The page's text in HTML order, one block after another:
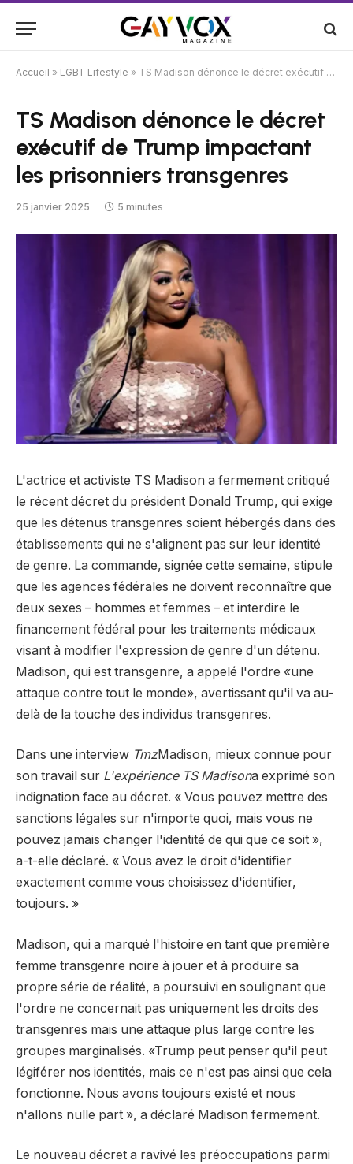
Accueil » LGBT Lifestyle » TS Madison dénonce le décret exécutif de Trump impactant les prisonniers transgenres
TS Madison dénonce le décret
exécutif de Trump impactant
les prisonniers transgenres
25 janvier 2025 5 minutes
L'actrice et activiste TS Madison a fermement critiqué
le récent décret du président Donald Trump, qui exige
que les détenus transgenres soient hébergés dans des
établissements qui ne s'alignent pas sur leur identité
de genre. La commande, signée cette semaine, stipule
que les agences fédérales ne doivent reconnaître que
deux sexes – hommes et femmes – et interdire le
financement fédéral pour les traitements médicaux
visant à modifier l'expression de genre d'un détenu.
Madison, qui est transgenre, a appelé l'ordre «une
attaque contre tout le monde», avertissant qu'il va au-
delà de la touche des individus transgenres.
Dans une interview TmzMadison, mieux connue pour
son travail sur L'expérience TS Madisona exprimé son
indignation face au décret. « Vous pouvez mettre des
sanctions légales sur n'importe quoi, mais vous ne
pouvez jamais changer l'identité de qui que ce soit »,
a-t-elle déclaré. « Vous avez le droit d'identifier
exactement comme vous choisissez d'identifier,
toujours. »
Madison, qui a marqué l'histoire en tant que première
femme transgenre noire à jouer et à produire sa
propre série de réalité, a poursuivi en soulignant que
l'ordre ne concernait pas uniquement les droits des
transgenres mais une attaque plus large contre les
groupes marginalisés. «Trump peut penser qu'il peut
légiférer nos identités, mais ce n'est pas ainsi que cela
fonctionne. Nous avons toujours existé et nous
n'allons nulle part », a déclaré Madison fermement.
Le nouveau décret a ravivé les préoccupations parmi